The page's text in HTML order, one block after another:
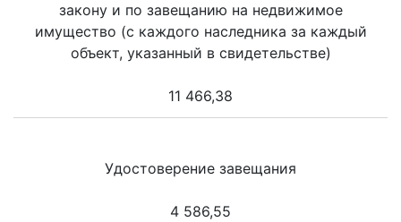
закону и по завещанию на недвижимое
имущество (с каждого наследника за каждый
объект, указанный в свидетельстве)
11 466,38
Удостоверение завещания
4 586,55